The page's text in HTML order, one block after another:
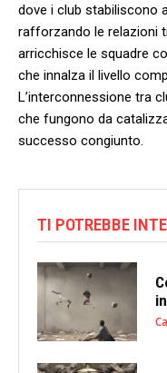
dove i club stabiliscono
rafforzando le relazioni
arricchisce le squadre
che innalza il livello
L’interconnessione⁤ tra
che ⁤fungono da
successo congiunto.
TI POTREBBE